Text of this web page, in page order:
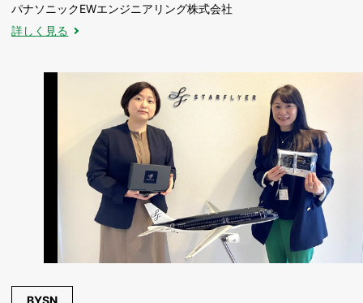
パナソニックEWエンジニアリング株式会社
詳しく見る